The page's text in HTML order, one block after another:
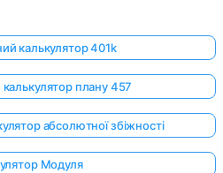
калькулятор 401k
плану 457
абсолютної збіжності
Модуля